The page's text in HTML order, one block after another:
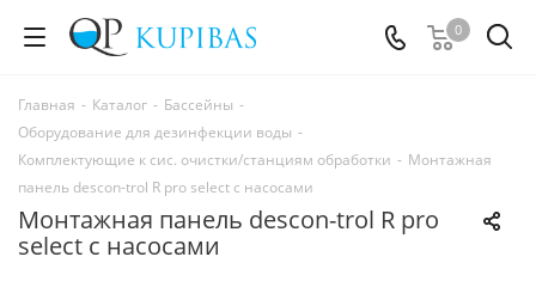
0
Главная - Каталог - Бассейны -
Оборудование для дезинфекции воды -
Комплектующие к сис. очистки/станциям обработки - Монтажная
панель descon-trol R pro select с насосами
Монтажная панель descon-trol R pro
select с насосами